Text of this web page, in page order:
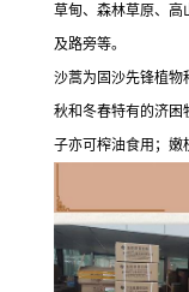
草甸、森林草原、高
及路旁等。
沙蒿为固沙先锋植物
秋和冬春特有的济困
子亦可榨油食用；嫩